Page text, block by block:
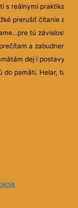
s reálnymi praktikami a
prerušiť čítanie a
tú závislosť a
a zabudnem.
dej i postavy. A
pamäti. Helar, túto